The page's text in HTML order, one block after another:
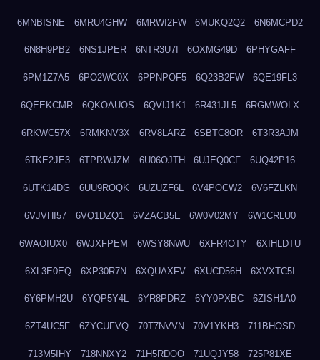
6MNBISNE 6MRU4GHW 6MRWI2FW 6MUKQ2Q2 6N6MCPD2
6N8H9PB2 6NS1JPER 6NTR3U7I 6OXMG49D 6PHYGAFF
6PM1Z7A5 6PO2WC0X 6PPNPOF5 6Q23B2FW 6QE19FL3
6QEEKCMR 6QKOAUOS 6QVIJ1K1 6R431JL5 6RGMWOLX
6RKWC57X 6RMKNV3X 6RV8LARZ 6SBTC8OR 6T3R3AJM
6TKE2JE3 6TPRWJZM 6U06OJTH 6UJEQ0CF 6UQ42P16
6UTK14DG 6UU9ROQK 6UZUZF6L 6V4POCW2 6V6FZLKN
6VJVHI57 6VQ1DZQ1 6VZACB5E 6W0V02MY 6W1CRLU0
6WAOIUX0 6WJXFPEM 6WSY8NWU 6XFR4OTY 6XIHLDTU
6XL3E0EQ 6XP30R7N 6XQUAXFV 6XUCD56H 6XVXTC5I
6Y6PMH2U 6YQP5Y4L 6YR8PDRZ 6YY0PXBC 6ZISH1A0
6ZT4UC5F 6ZYCUFVQ 70T7NVVN 70V1YKH3 711BHOSD
713M5IHY 718NNXY2 71H5RDOO 71UQJY58 725P81XE